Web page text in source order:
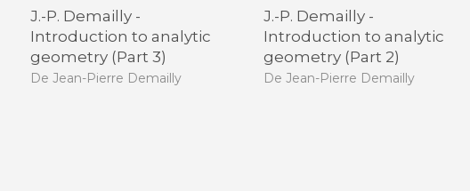
J.-P. Demailly -
Introduction to analytic
geometry (Part 3)
De Jean-Pierre Demailly
J.-P. Demailly -
Introduction to analytic
geometry (Part 2)
De Jean-Pierre Demailly